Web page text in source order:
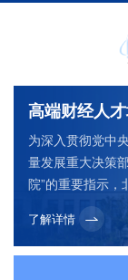
高端财经人
为深入贯彻党中
量发展重大决策
院”的重要指示，
政部直属高端财
财政中心工作，
责主业。建院28
人才96.9万人次
了解详情